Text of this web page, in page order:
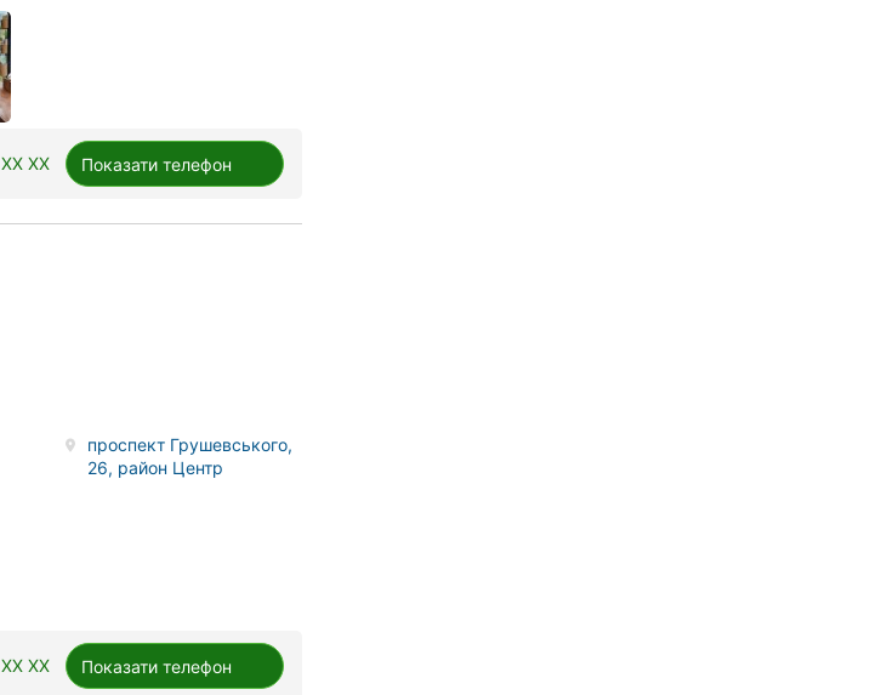
XX XX Показати телефон
проспект Грушевського,
26, район Центр
XX XX Показати телефон